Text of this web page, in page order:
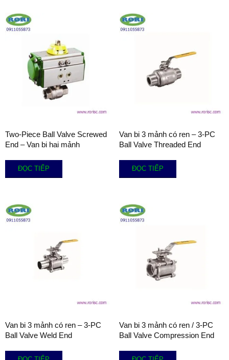
Two-Piece Ball Valve Screwed
End – Van bi hai mảnh
ĐỌC TIẾP
Van bi 3 mảnh có ren – 3-PC
Ball Valve Threaded End
ĐỌC TIẾP
Van bi 3 mảnh có ren – 3-PC
Ball Valve Weld End
Van bi 3 mảnh có ren / 3-PC
Ball Valve Compression End